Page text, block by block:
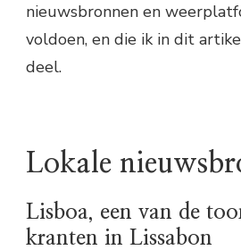
nieuwsbronnen en
voldoen, en die ik in dit
deel.
Lokale
Lisboa, een van de
kranten in Lissabon